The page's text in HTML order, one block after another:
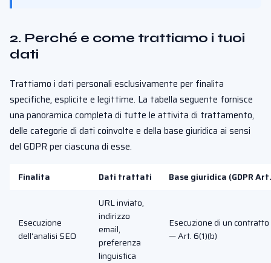
2. Perché e come trattiamo i tuoi
dati
Trattiamo i dati personali esclusivamente per finalita
specifiche, esplicite e legittime. La tabella seguente fornisce
una panoramica completa di tutte le attivita di trattamento,
delle categorie di dati coinvolte e della base giuridica ai sensi
del GDPR per ciascuna di esse.
Finalita Dati trattati Base giuridica (GDPR
Esecuzione
dell'analisi SEO
URL inviato,
indirizzo
email,
preferenza
linguistica
Esecuzione di un contratto
— Art. 6(1)(b)